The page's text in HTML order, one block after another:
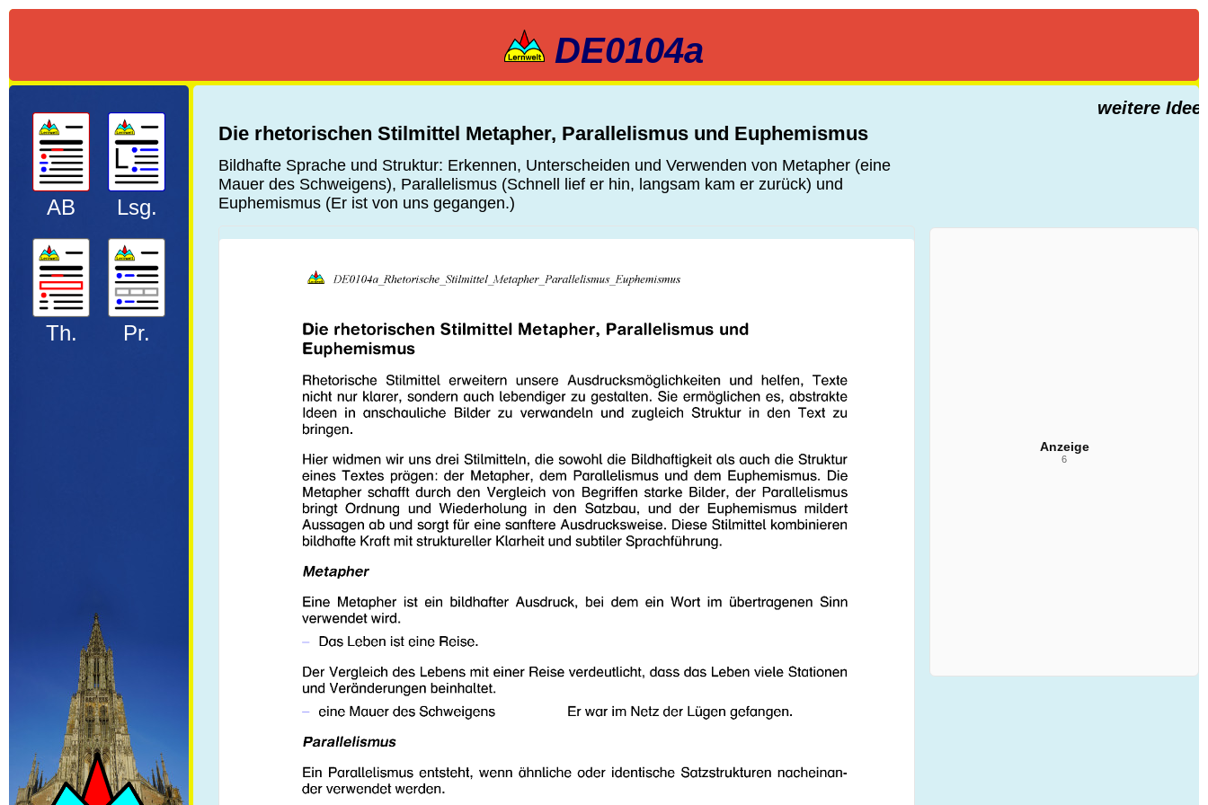
DE0104a
AB Lsg.
Th. Pr.
weitere Ideen
Die rhetorischen Stilmittel Metapher, Parallelismus und Euphemismus
Bildhafte Sprache und Struktur: Erkennen, Unterscheiden und Verwenden von Metapher (eine
Mauer des Schweigens), Parallelismus (Schnell lief er hin, langsam kam er zurück) und
Euphemismus (Er ist von uns gegangen.)
Anzeige
6